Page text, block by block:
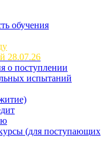
обучения
28.07.26
о поступлении
испытаний
(для поступающих